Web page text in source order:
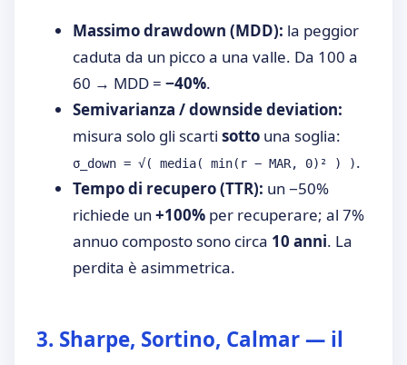
Massimo drawdown (MDD): la peggior
caduta da un picco a una valle. Da 100 a
60 → MDD = −40%.
Semivarianza / downside deviation:
misura solo gli scarti sotto una soglia:
σ_down = √( media( min(r − MAR, 0)² ) ).
Tempo di recupero (TTR): un −50%
richiede un +100% per recuperare; al 7%
annuo composto sono circa 10 anni. La
perdita è asimmetrica.
3. Sharpe, Sortino, Calmar — il